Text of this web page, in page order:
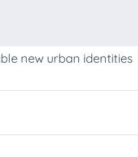
new urban identities